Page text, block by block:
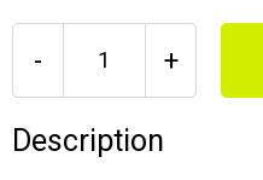
- +
Description